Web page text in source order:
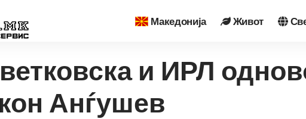
Македонија Живот
и ИРЛ
Анѓушев